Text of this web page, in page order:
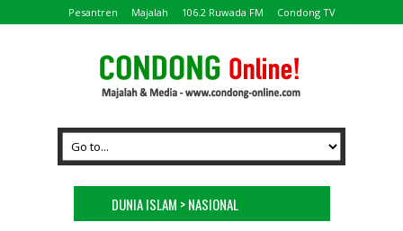
Pesantren Majalah 106.2 Ruwada FM Condong TV
DUNIA ISLAM > NASIONAL